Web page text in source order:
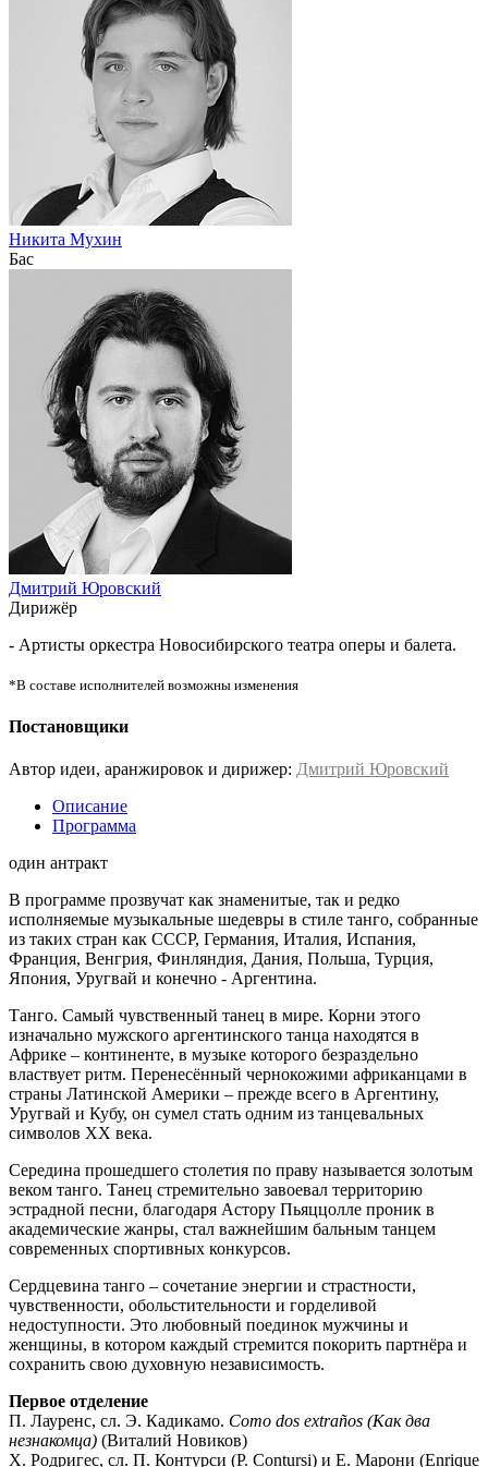
Никита Мухин
Бас
Дмитрий Юровский
Дирижёр
- Артисты оркестра Новосибирского театра оперы и балета.
*В составе исполнителей возможны изменения
Постановщики
Автор идеи, аранжировок и дирижер: Дмитрий Юровский
Описание
Программа
один антракт
В программе прозвучат как знаменитые, так и редко
исполняемые музыкальные шедевры в стиле танго, собранные
из таких стран как СССР, Германия, Италия, Испания,
Франция, Венгрия, Финляндия, Дания, Польша, Турция,
Япония, Уругвай и конечно - Аргентина.
Танго. Самый чувственный танец в мире. Корни этого
изначально мужского аргентинского танца находятся в
Африке – континенте, в музыке которого безраздельно
властвует ритм. Перенесённый чернокожими африканцами в
страны Латинской Америки – прежде всего в Аргентину,
Уругвай и Кубу, он сумел стать одним из танцевальных
символов ХХ века.
Середина прошедшего столетия по праву называется золотым
веком танго. Танец стремительно завоевал территорию
эстрадной песни, благодаря Астору Пьяццолле проник в
академические жанры, стал важнейшим бальным танцем
современных спортивных конкурсов.
Сердцевина танго – сочетание энергии и страстности,
чувственности, обольстительности и горделивой
недоступности. Это любовный поединок мужчины и
женщины, в котором каждый стремится покорить партнёра и
сохранить свою духовную независимость.
Первое отделение
П. Лауренс, сл. Э. Кадикамо. Como dos extraños (Как два
незнакомца) (Виталий Новиков)
Х. Родригес, сл. П. Контурси (P. Contursi) и Е. Марони (Enrique